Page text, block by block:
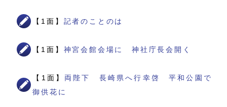
【1面】 記者のことのは
【1面】 神宮会館会場に 神社庁長会開く
【1面】 両陛下 長崎県へ行幸啓 平和公園で
御供花に